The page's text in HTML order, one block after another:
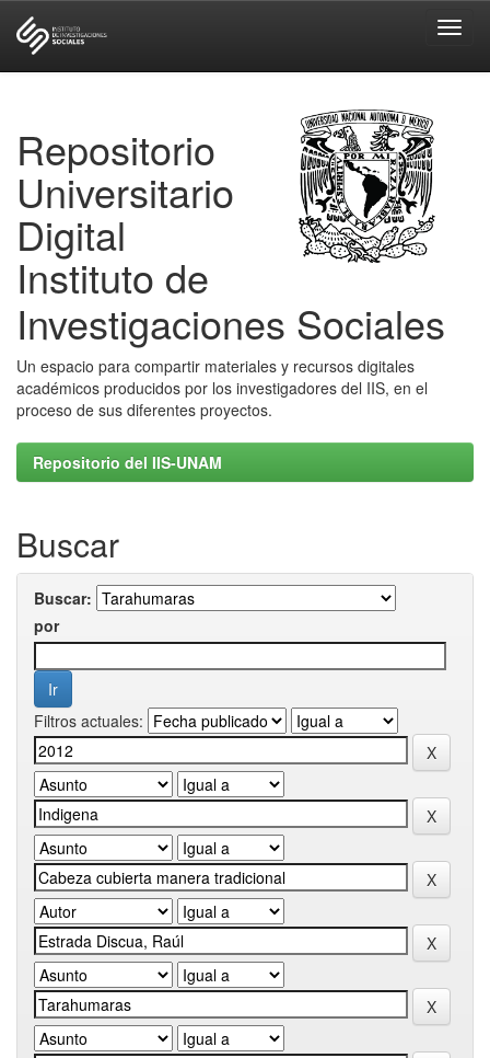
Repositorio
Universitario
Digital
Instituto de
Investigaciones Sociales
Un espacio para compartir materiales y recursos digitales
académicos producidos por los investigadores del IIS, en el
proceso de sus diferentes proyectos.
Repositorio del IIS-UNAM
Buscar
Buscar:
por
Filtros actuales: